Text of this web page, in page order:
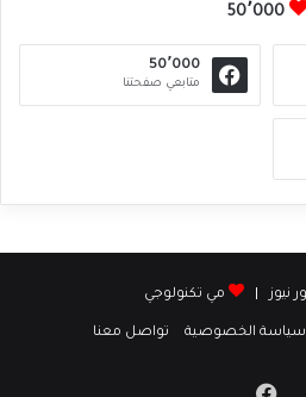
50٬000
50٬000
متابعي صفحتنا
مي تكنولوجي
سياسة الخصوصية تواصل معنا